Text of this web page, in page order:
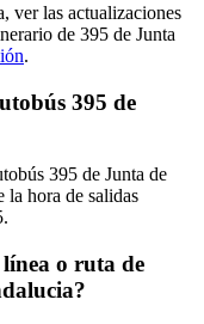
ver las actualizaciones
de 395 de Junta
.
395 de
395 de Junta de
la hora de salidas
línea o ruta de